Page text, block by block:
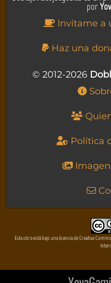
por
Invítame a
Haz una
© 2012-2026
Política
Imagen
Esta obra está bajo una licencia de Creative